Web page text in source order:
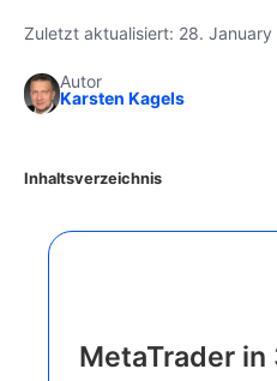
Zuletzt aktualisiert: 28. January
Autor
Karsten Kagels
Inhaltsverzeichnis
MetaTrader in